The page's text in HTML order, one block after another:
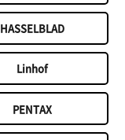
HASSELBLAD
Linhof
PENTAX